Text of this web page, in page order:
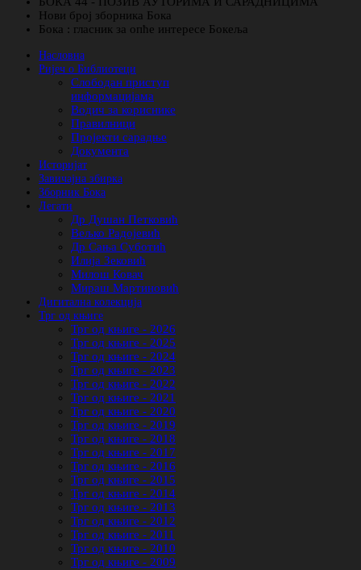
Нови број зборника Бока
Бока : гласник за опће интересе Бокеља
Насловна
Ријеч о Библиотеци
Слободан приступ
информацијама
Водич за кориснике
Правилници
Пројекти сарадње
Документа
Историјат
Завичајна збирка
Зборник Бока
Легати
Др Душан Петковић
Вељко Радојевић
Др Сања Суботић
Илија Зековић
Милош Ковач
Мираш Мартиновић
Дигитална колекција
Трг од књиге
Трг од књиге - 2026
Трг од књиге - 2025
Трг од књиге - 2024
Трг од књиге - 2023
Трг од књиге - 2022
Трг од књиге - 2021
Трг од књиге - 2020
Трг од књиге - 2019
Трг од књиге - 2018
Трг од књиге - 2017
Трг од књиге - 2016
Трг од књиге - 2015
Трг од књиге - 2014
Трг од књиге - 2013
Трг од књиге - 2012
Трг од књиге - 2011
Трг од књиге - 2010
Трг од књиге - 2009